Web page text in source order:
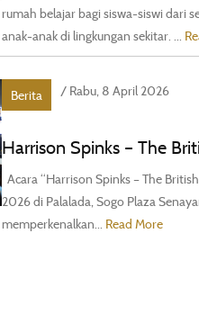
rumah belajar bagi siswa-siswi dari
anak-anak di lingkungan sekitar. ...
Berita / Rabu, 8 April 2026
Harrison Spinks – The
Acara “Harrison Spinks – The
2026 di Palalada, Sogo Plaza
memperkenalkan... Read More